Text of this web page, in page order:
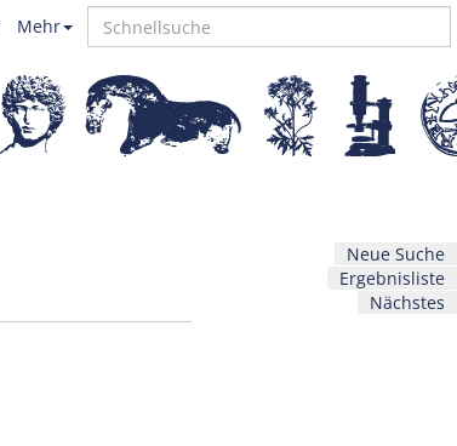
Mehr
Neue Suche
Ergebnisliste
Nächstes